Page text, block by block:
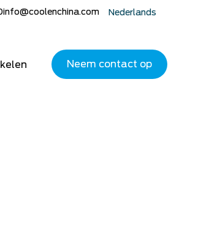
info@coolenchina.com
Nederlands
Neem contact op